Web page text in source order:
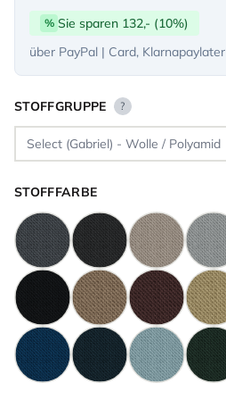
% Sie sparen 132,- (10%)
über PayPal | Card, Klarnapaylater
STOFFGRUPPE ?
STOFFFARBE